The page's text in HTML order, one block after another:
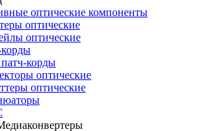
оптические компоненты
оптические
оптические
корды
оптические
оптические